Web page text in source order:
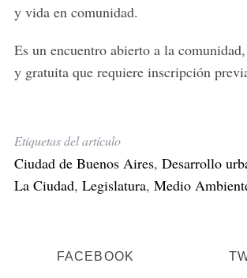
y vida en comunidad.
Es un encuentro abierto a la
y gratuita que requiere inscripción
Etiquetas del artículo
Ciudad de Buenos Aires, Desarrollo
La Ciudad, Legislatura, Medio
FACEBOOK